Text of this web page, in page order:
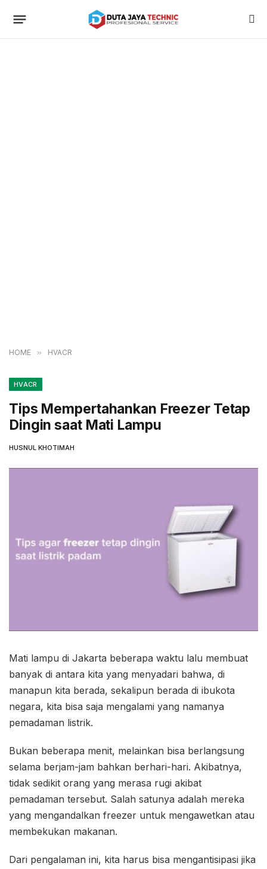
HOME » HVACR
HVACR
Tips Mempertahankan Freezer Tetap
Dingin saat Mati Lampu
HUSNUL KHOTIMAH
Mati lampu di Jakarta beberapa waktu lalu membuat
banyak di antara kita yang menyadari bahwa, di
manapun kita berada, sekalipun berada di ibukota
negara, kita bisa saja mengalami yang namanya
pemadaman listrik.
Bukan beberapa menit, melainkan bisa berlangsung
selama berjam-jam bahkan berhari-hari. Akibatnya,
tidak sedikit orang yang merasa rugi akibat
pemadaman tersebut. Salah satunya adalah mereka
yang mengandalkan freezer untuk mengawetkan atau
membekukan makanan.
Dari pengalaman ini, kita harus bisa mengantisipasi jika